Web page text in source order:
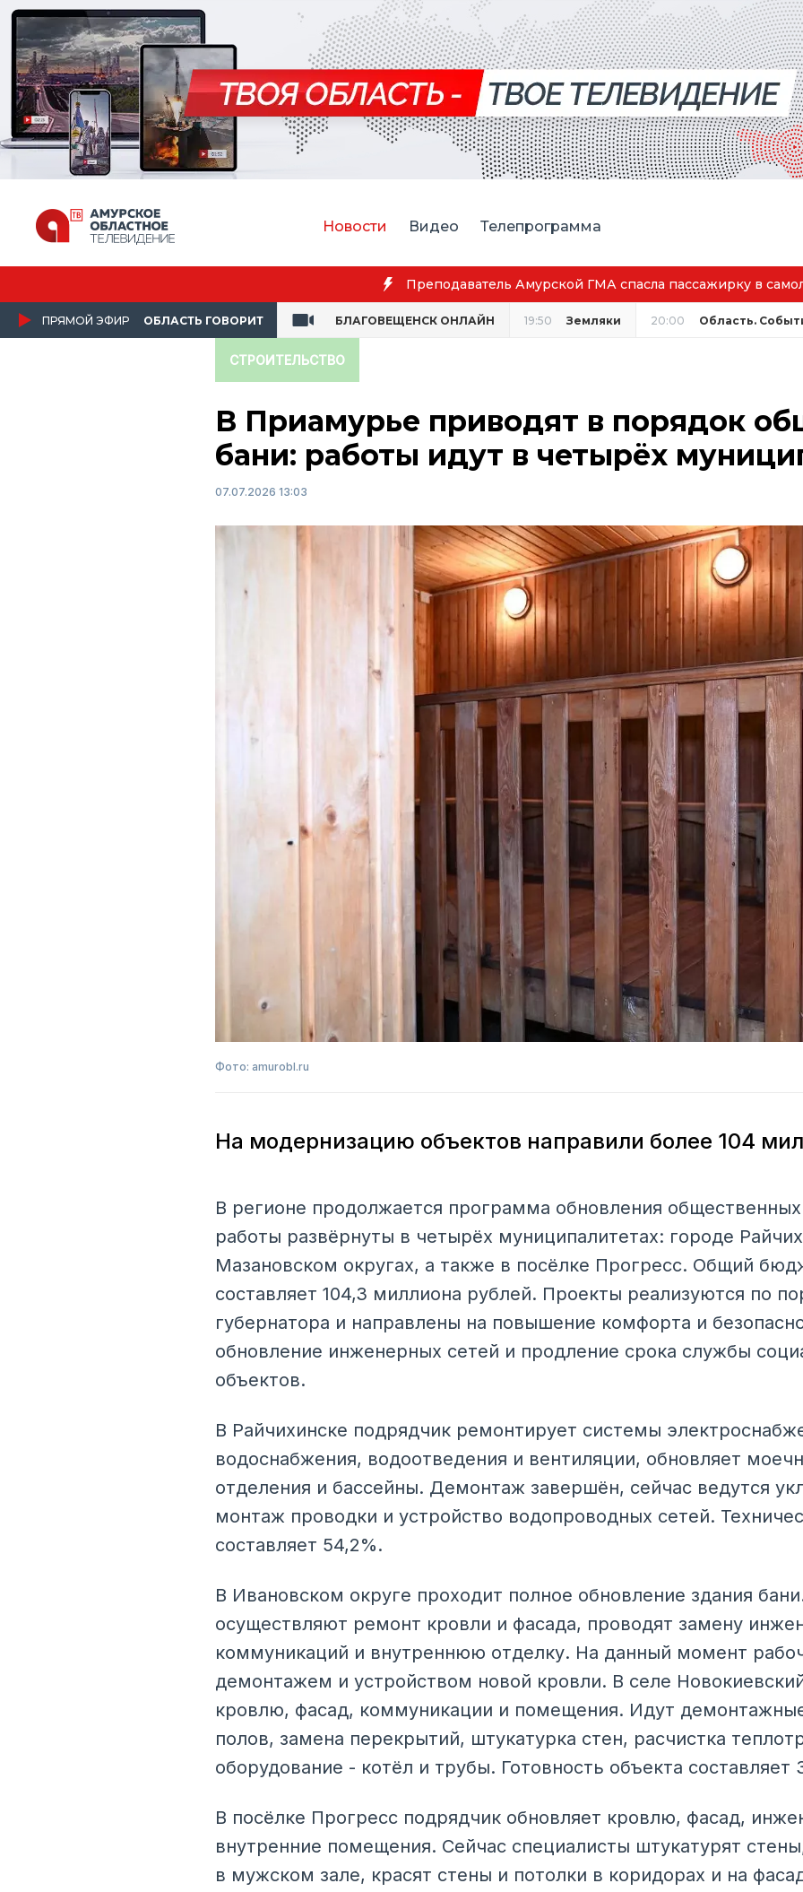
Новости Видео Телепрограмма
ПРЯМОЙ ЭФИР ОБЛАСТЬ ГОВОРИТ БЛАГОВЕЩЕНСК ОНЛАЙН 19:50 Земляки 20:00 Область.
СТРОИТЕЛЬСТВО
В Приамурье приводят в порядок
бани: работы идут в четырёх
07.07.2026 13:03
Фото: amurobl.ru
На модернизацию объектов направили более 104
В регионе продолжается программа обновления
работы развёрнуты в четырёх муниципалитетах: городе
Мазановском округах, а также в посёлке Прогресс. Общий
составляет 104,3 миллиона рублей. Проекты реализуются по
губернатора и направлены на повышение комфорта и
обновление инженерных сетей и продление срока службы
объектов.
В Райчихинске подрядчик ремонтирует системы
водоснабжения, водоотведения и вентиляции, обновляет
отделения и бассейны. Демонтаж завершён, сейчас ведутся
монтаж проводки и устройство водопроводных сетей.
составляет 54,2%.
В Ивановском округе проходит полное обновление здания
осуществляют ремонт кровли и фасада, проводят замену
коммуникаций и внутреннюю отделку. На данный момент
демонтажем и устройством новой кровли. В селе
кровлю, фасад, коммуникации и помещения. Идут
полов, замена перекрытий, штукатурка стен, расчистка
оборудование - котёл и трубы. Готовность объекта составляет
В посёлке Прогресс подрядчик обновляет кровлю, фасад,
внутренние помещения. Сейчас специалисты штукатурят
в мужском зале, красят стены и потолки в коридорах и на